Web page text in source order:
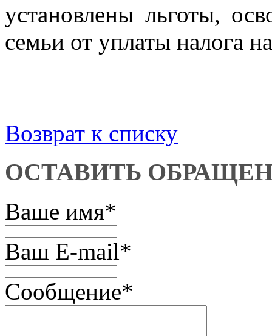
установлены льготы,
семьи от уплаты налога
Возврат к списку
ОСТАВИТЬ
Ваше имя*
Ваш E-mail*
Сообщение*